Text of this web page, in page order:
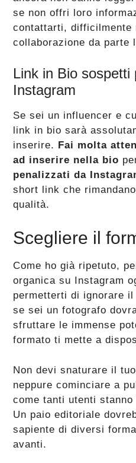
se non offri loro
contattarti, difficilmente
collaborazione da parte
Link in Bio sospetti
Instagram
Se sei un influencer e
link in bio sarà
inserire. Fai molta
ad inserire nella bio
penalizzati da
short link che
qualità.
Scegliere il
Come ho già ripetuto,
organica su Instagram
permetterti di ignorare
se sei un fotografo
sfruttare le immense
formato ti mette a
Non devi snaturare il
neppure cominciare a
come tanti utenti
Un paio editoriale
sapiente di diversi
avanti.